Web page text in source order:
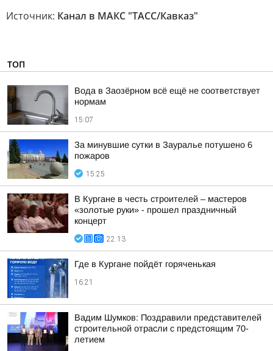
Источник: Канал в МАКС "ТАСС/Кавказ"
ТОП
Вода в Заозёрном всё ещё не соответствует
нормам
15:07
За минувшие сутки в Зауралье потушено 6
пожаров
15:25
В Кургане в честь строителей – мастеров
«золотые руки» - прошел праздничный
концерт
22:13
Где в Кургане пойдёт горяченькая
16:21
Вадим Шумков: Поздравили представителей
строительной отрасли с предстоящим 70-
летием